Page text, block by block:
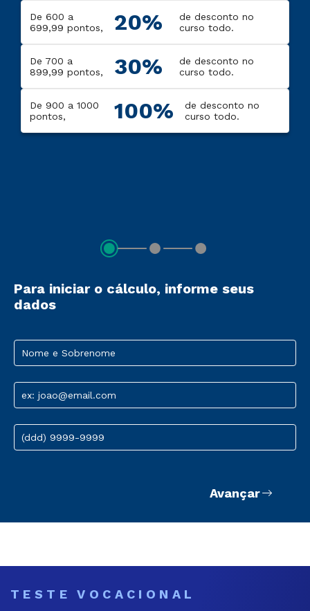
De 600 a
699,99 pontos,
20%
de desconto no
curso todo.
De 700 a
899,99 pontos,
30%
de desconto no
curso todo.
De 900 a 1000
pontos,
100%
de desconto no
curso todo.
Para iniciar o cálculo, informe seus
dados
Nome e Sobrenome
ex: joao@email.com
(ddd) 9999-9999
Avançar
TESTE VOCACIONAL